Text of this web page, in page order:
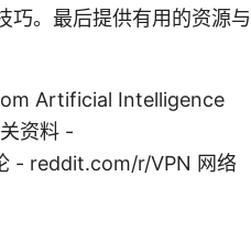
巧。最后提供有用的资源与
Artificial Intelligence
资料 -
- reddit.com/r/VPN 网络